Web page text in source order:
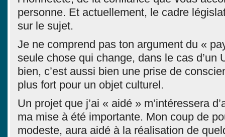
personne. Et actuellement, le cadre
sur le sujet.
Je ne comprend pas ton argument du «
seule chose qui change, dans le cas d’un
bien, c’est aussi bien une prise de
plus fort pour un objet culturel.
Un projet que j’ai « aidé » m’intéressera
ma mise à été importante. Mon coup de
modeste, aura aidé à la réalisation de